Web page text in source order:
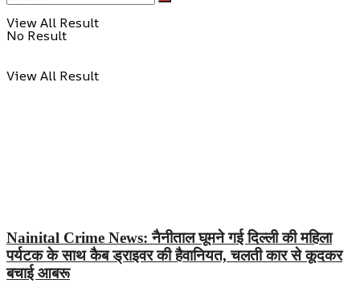
View All Result
No Result
View All Result
Nainital Crime News: नैनीताल घूमने गई दिल्ली की महिला
पर्यटक के साथ कैब ड्राइवर की हैवानियत, चलती कार से कूदकर
बचाई आबरू